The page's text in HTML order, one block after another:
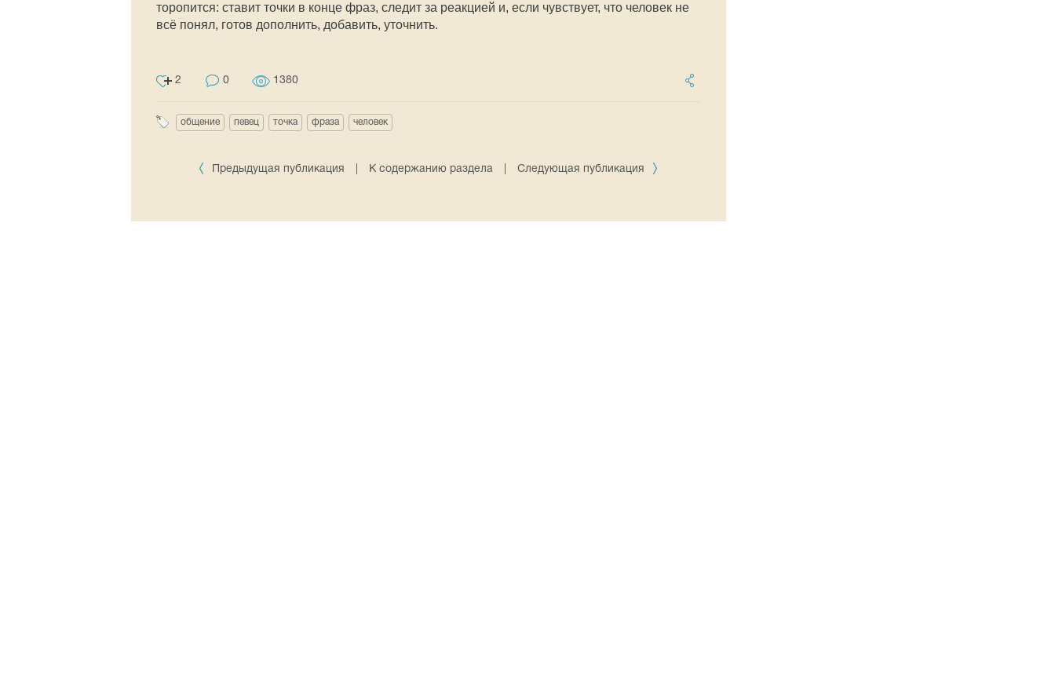
торопится: ставит точки в конце фраз, следит за реакцией и, если чувствует, что человек не
всё понял, готов дополнить, добавить, уточнить.
2 0 1380
общение певец точка фраза человек
Предыдущая публикация К содержанию раздела Следующая публикация